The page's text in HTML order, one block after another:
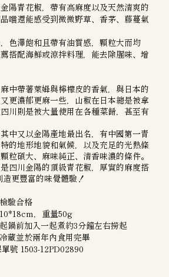
陽青花椒，帶有高麻度以及天然清爽的
嚐還能感受到微微野草、香茅、藤蔓氣
色澤飽和且帶有油質感，顆粒大而均
搭配海鮮或涼拌料理，能去除腥味、增
中帶著萊姆與檸檬皮的香氣，與日本的
更濃郁更麻一些，山椒在日本總是被拿
川則是被大量使用在各種菜餚，甚至有
中又以金陽產地最出名，有中國第一青
的地形地貌和氣候，以及充足的光熱條
粒碩大、麻味純正、清香味濃的條件。
四川金陽的頂級青花椒，厚實的麻度搭
更豐富的味覺體驗！
驗合格
，重量50g
鍋前加入一起煮約3分鐘左右撈起
藏並於兩年內食用完畢
號 1503-12PD02890